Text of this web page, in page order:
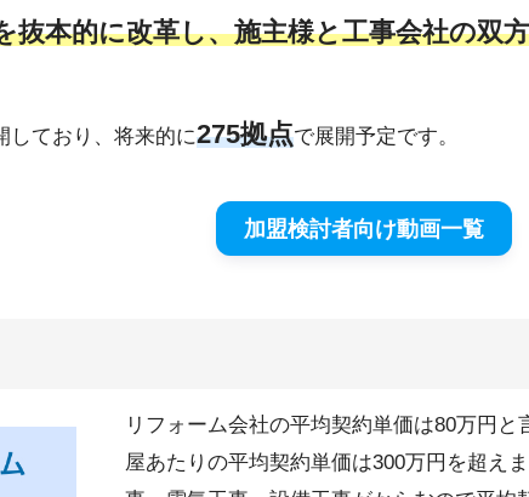
抜本的に改革し、施主様と工事会社の双
しており、将来的に275拠点で展開予定です。
加盟検討者向け動画一覧
リフォーム会社の平均契約単価は80万円
屋あたりの平均契約単価は300万円を超え